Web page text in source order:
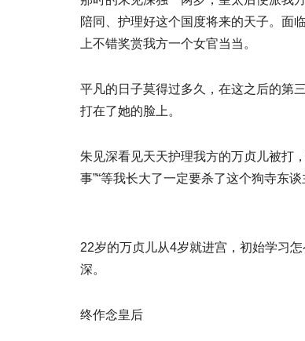
陪同、护理好这个国度将来的天子。面
上不错奖赏我方一个女官当当。
平凡的日子莫得过多久，在这之后的第
打在了她的脸上。
朱见深看见天天护理我方的万贞儿被打
事”“等我长大了一定要杀了这个狗寺东
22岁的万贞儿从4岁就进宫，初始学习
深。
终作念皇后